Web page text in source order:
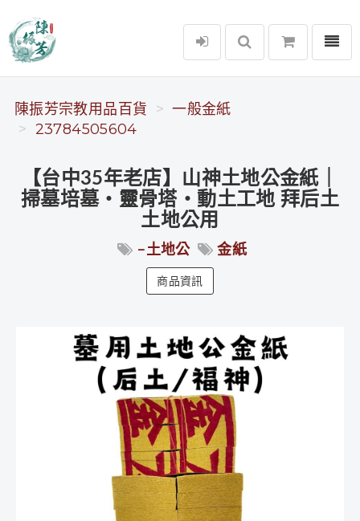
陳振芳宗教用品百貨
選單
陳振芳宗教用品百貨
一般金紙
23784505604
【台中35年老店】山神土地公金紙｜
掃墓培墓‧靈骨塔‧動土工地 拜后土
土地公用
-土地公 金紙
商品資訊